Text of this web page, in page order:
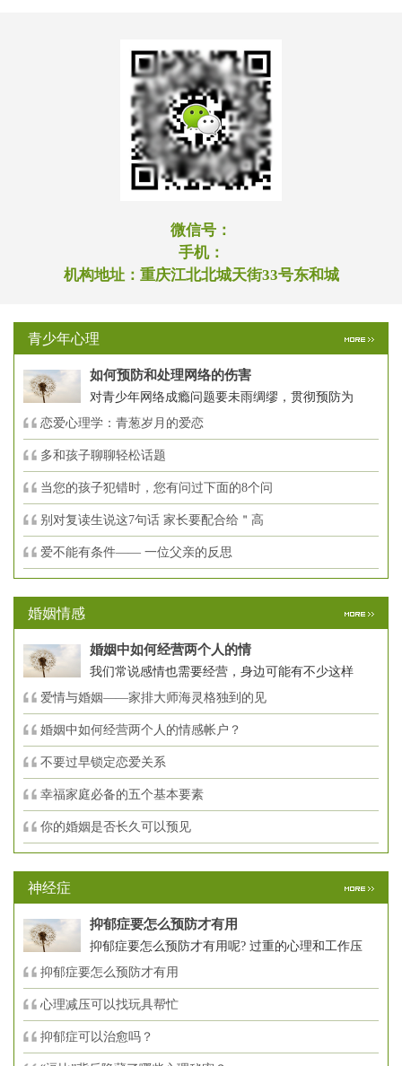
微信号：
手机：
机构地址： 重庆江北北城天街33号东和城
青少年心理
如何预防和处理网络的伤害
对青少年网络成瘾问题要未雨绸缪，贯彻预防为
恋爱心理学：青葱岁月的爱恋
多和孩子聊聊轻松话题
当您的孩子犯错时，您有问过下面的8个问
别对复读生说这7句话 家长要配合给＂高
爱不能有条件—— 一位父亲的反思
婚姻情感
婚姻中如何经营两个人的情
我们常说感情也需要经营，身边可能有不少这样
爱情与婚姻——家排大师海灵格独到的见
婚姻中如何经营两个人的情感帐户？
不要过早锁定恋爱关系
幸福家庭必备的五个基本要素
你的婚姻是否长久可以预见
神经症
抑郁症要怎么预防才有用
抑郁症要怎么预防才有用呢? 过重的心理和工作压
抑郁症要怎么预防才有用
心理减压可以找玩具帮忙
抑郁症可以治愈吗？